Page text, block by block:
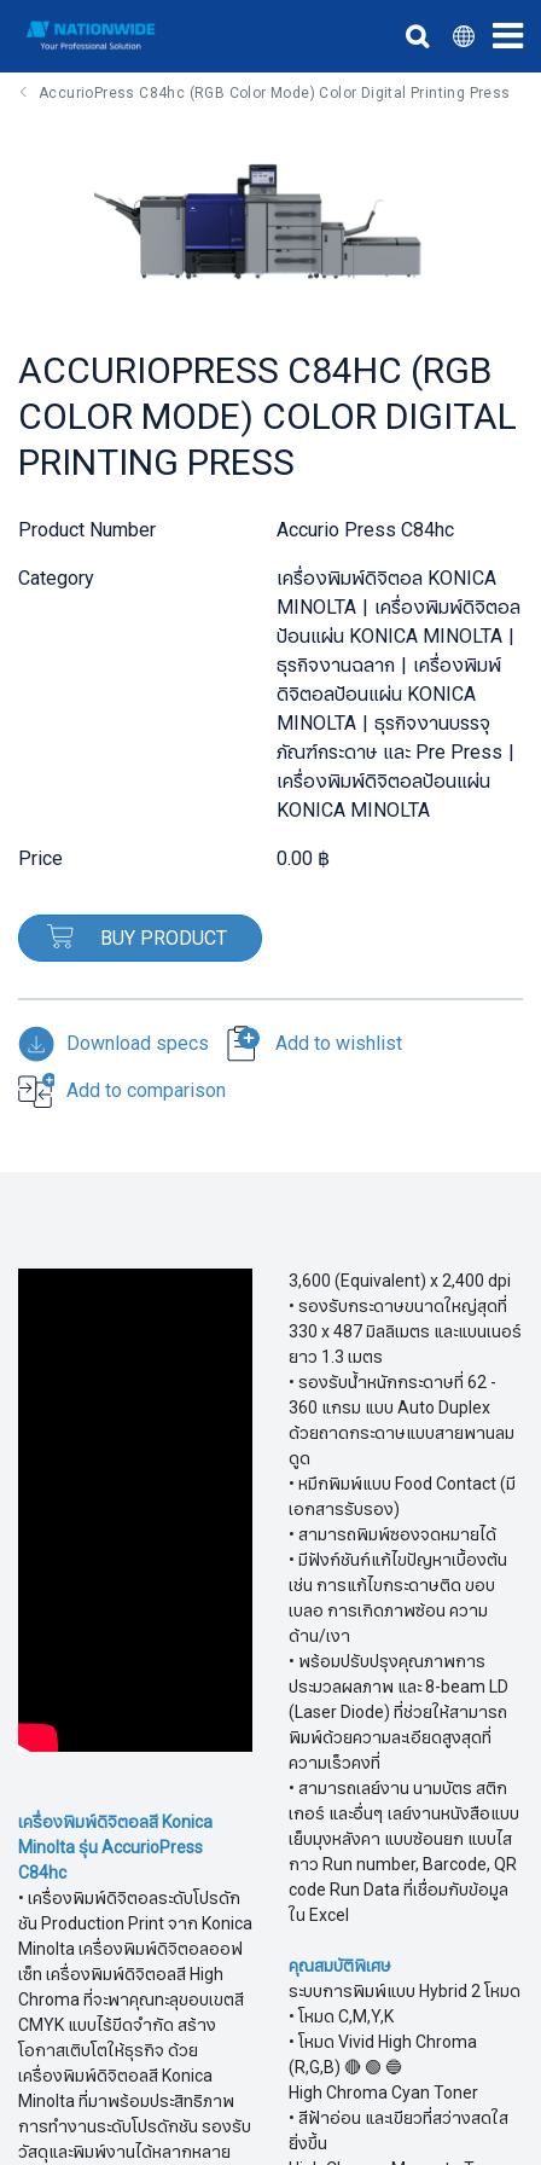
AccurioPress C84hc (RGB Color Mode) Color Digital Printing Press
ACCURIOPRESS C84HC (RGB
COLOR MODE) COLOR DIGITAL
PRINTING PRESS
Product Number
Accurio Press C84hc
Category
เครื่องพิมพ์ดิจิตอล KONICA
MINOLTA
เครื่องพิมพ์ดิจิตอล
ป้อนแผ่น KONICA MINOLTA
ธุรกิจงานฉลาก
เครื่องพิมพ์
ดิจิตอลป้อนแผ่น KONICA
MINOLTA
ธุรกิจงานบรรจุ
ภัณฑ์กระดาษ และ Pre Press
เครื่องพิมพ์ดิจิตอลป้อนแผ่น
KONICA MINOLTA
Price
0.00 ฿
BUY PRODUCT
Download specs
Add to wishlist
Add to comparison
เครื่องพิมพ์ดิจิตอลสี Konica
Minolta รุ่น AccurioPress
C84hc
• เครื่องพิมพ์ดิจิตอลระดับโปรดัก
ชัน Production Print จาก Konica
Minolta เครื่องพิมพ์ดิจิตอลออฟ
เซ็ท เครื่องพิมพ์ดิจิตอลสี High
Chroma ที่จะพาคุณทะลุขอบเขตสี
CMYK แบบไร้ขีดจำกัด สร้าง
โอกาสเติบโตให้ธุรกิจ ด้วย
เครื่องพิมพ์ดิจิตอลสี Konica
Minolta ที่มาพร้อมประสิทธิภาพ
การทำงานระดับโปรดักชัน รองรับ
วัสดุและพิมพ์งานได้หลากหลาย
3,600 (Equivalent) x 2,400 dpi
• รองรับกระดาษขนาดใหญ่สุดที่
330 x 487 มิลลิเมตร และแบนเนอร์
ยาว 1.3 เมตร
• รองรับน้ำหนักกระดาษที่ 62 -
360 แกรม แบบ Auto Duplex
ด้วยถาดกระดาษแบบสายพานลม
ดูด
• หมึกพิมพ์แบบ Food Contact (มี
เอกสารรับรอง)
• สามารถพิมพ์ซองจดหมายได้
• มีฟังก์ชันก์แก้ไขปัญหาเบื้องต้น
เช่น การแก้ไขกระดาษติด ขอบ
เบลอ การเกิดภาพซ้อน ความ
ด้าน/เงา
• พร้อมปรับปรุงคุณภาพการ
ประมวลผลภาพ และ 8-beam LD
(Laser Diode) ที่ช่วยให้สามารถ
พิมพ์ด้วยความละเอียดสูงสุดที่
ความเร็วคงที่
• สามารถเลย์งาน นามบัตร สติก
เกอร์ และอื่นๆ เลย์งานหนังสือแบบ
เย็บมุงหลังคา แบบซ้อนยก แบบไส
กาว Run number, Barcode, QR
code Run Data ที่เชื่อมกับข้อมูล
ใน Excel​​​​​​​
คุณสมบัติพิเศษ
ระบบการพิมพ์แบบ Hybrid 2 โหมด
• โหมด C,M,Y,K
• โหมด Vivid High Chroma
(R,G,B) 🔴 🟢 🔵
High Chroma Cyan Toner
• สีฟ้าอ่อน และเขียวที่สว่างสดใส
ยิ่งขึ้น